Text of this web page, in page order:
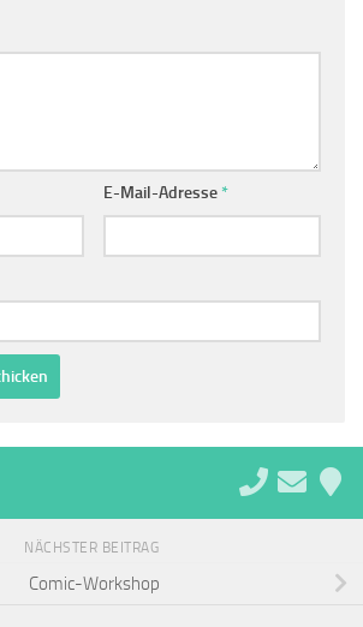
E-Mail-Adresse *
NÄCHSTER BEITRAG
Comic-Workshop